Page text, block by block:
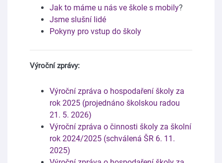
Jak to máme u nás ve škole s mobily?
Jsme slušní lidé
Pokyny pro vstup do školy
Výroční zprávy:
Výroční zpráva o hospodaření školy za
rok 2025 (projednáno školskou radou
21. 5. 2026)
Výroční zpráva o činnosti školy za školní
rok 2024/2025 (schválená ŠR 6. 11.
2025)